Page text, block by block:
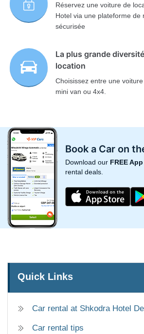
Réservez une voiture de
Hotel via une plateforme de
sécurisée
La plus grande
location
Choisissez entre une
mini van ou 4x4.
Book a Car on
Download our FREE App
rental deals.
Quick Links
Car rental at Shkodra Hotel
Car rental tips